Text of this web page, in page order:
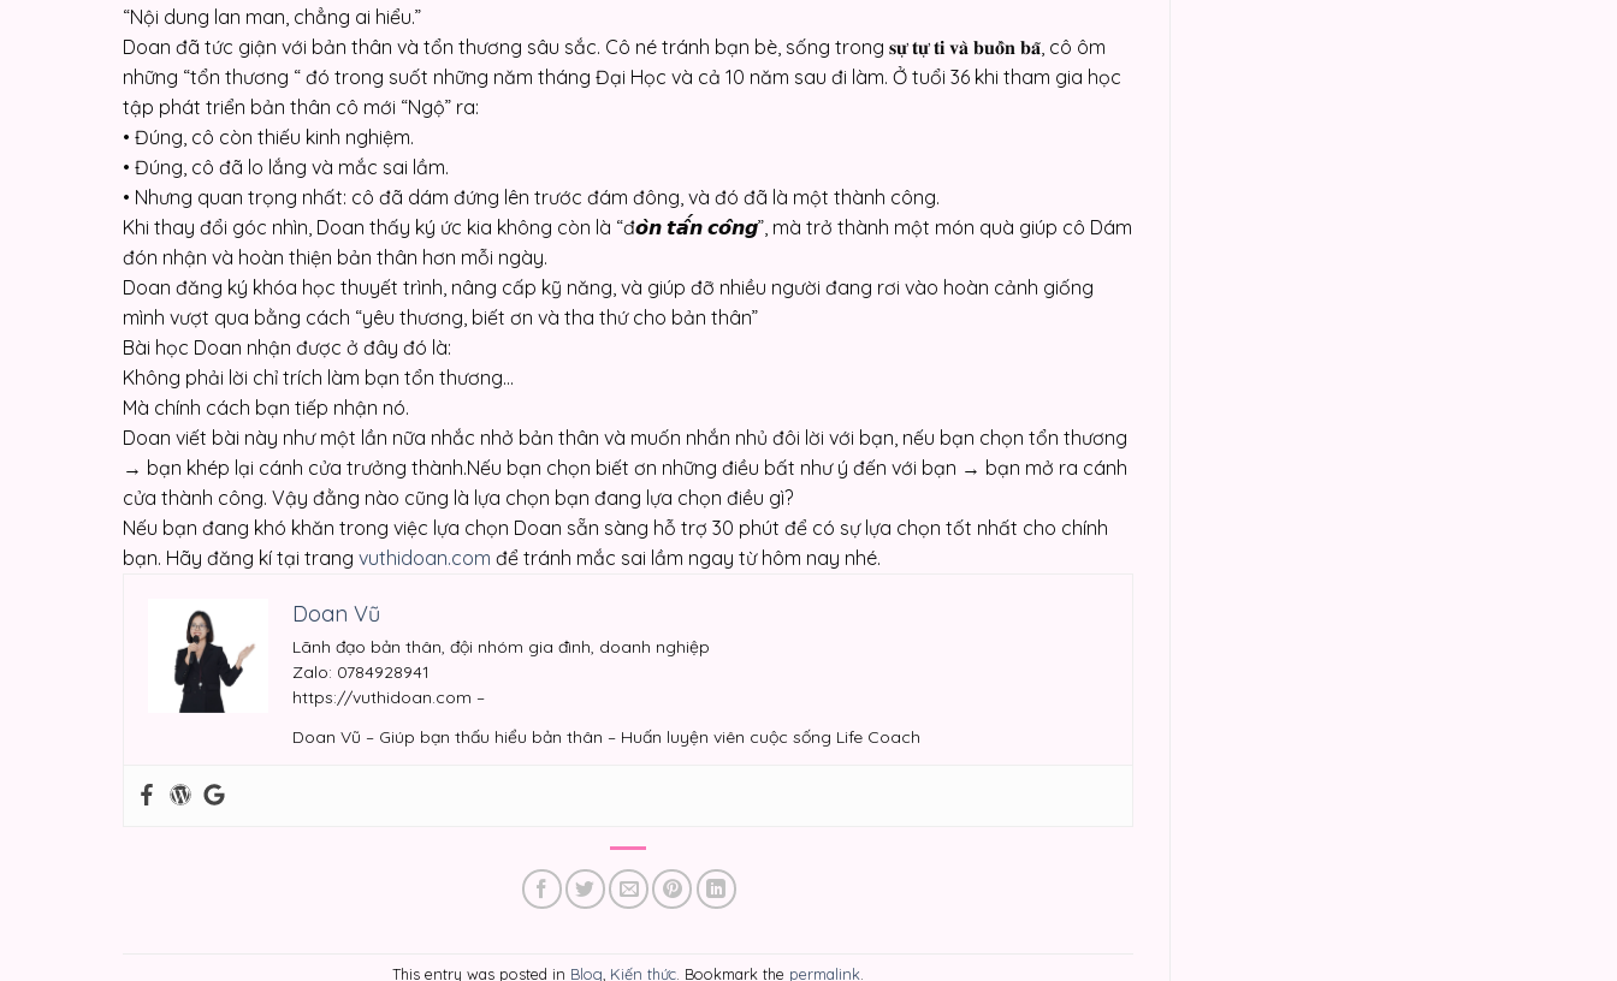
“Nội dung lan man, chẳng ai hiểu.”
Doan đã tức giận với bản thân và tổn thương sâu sắc. Cô né tránh bạn bè, sống trong 𝐬𝐮̛̣ 𝐭𝐮̛̣ 𝐭𝐢 𝐯𝐚̀ 𝐛𝐮𝐨̂̀𝐧 𝐛𝐚̃, cô ôm
những “tổn thương “ đó trong suốt những năm tháng Đại Học và cả 10 năm sau đi làm. Ở tuổi 36 khi tham gia học
tập phát triển bản thân cô mới “Ngộ” ra:
• Đúng, cô còn thiếu kinh nghiệm.
• Đúng, cô đã lo lắng và mắc sai lầm.
• Nhưng quan trọng nhất: cô đã dám đứng lên trước đám đông, và đó đã là một thành công.
Khi thay đổi góc nhìn, Doan thấy ký ức kia không còn là “đ𝙤̀𝙣 𝙩𝙖̂́𝙣 𝙘𝙤̂𝙣𝙜”, mà trở thành một món quà giúp cô Dám
đón nhận và hoàn thiện bản thân hơn mỗi ngày.
Doan đăng ký khóa học thuyết trình, nâng cấp kỹ năng, và giúp đỡ nhiều người đang rơi vào hoàn cảnh giống
mình vượt qua bằng cách “yêu thương, biết ơn và tha thứ cho bản thân”
Bài học Doan nhận được ở đây đó là:
Không phải lời chỉ trích làm bạn tổn thương…
Mà chính cách bạn tiếp nhận nó.
Doan viết bài này như một lần nữa nhắc nhở bản thân và muốn nhắn nhủ đôi lời với bạn, nếu bạn chọn tổn thương
→ bạn khép lại cánh cửa trưởng thành.Nếu bạn chọn biết ơn những điều bất như ý đến với bạn → bạn mở ra cánh
cửa thành công. Vậy đằng nào cũng là lựa chọn bạn đang lựa chọn điều gì?
Nếu bạn đang khó khăn trong việc lựa chọn Doan sẵn sàng hỗ trợ 30 phút để có sự lựa chọn tốt nhất cho chính
bạn. Hãy đăng kí tại trang vuthidoan.com để tránh mắc sai lầm ngay từ hôm nay nhé.
Doan Vũ
Lãnh đạo bản thân, đội nhóm gia đình, doanh nghiệp
Zalo: 0784928941
https://vuthidoan.com –
Doan Vũ – Giúp bạn thấu hiểu bản thân – Huấn luyện viên cuộc sống Life Coach
This entry was posted in Blog Kiến thức . Bookmark the permalink